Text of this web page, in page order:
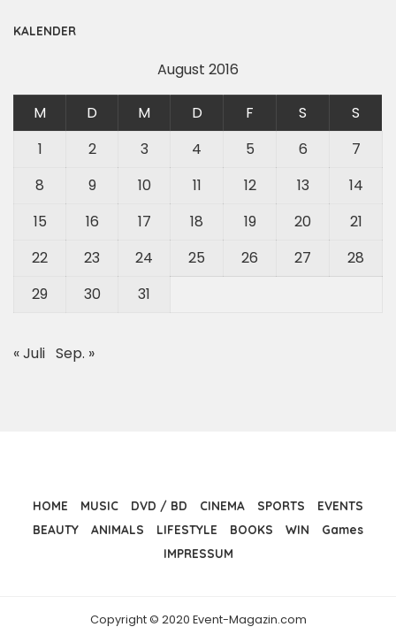
KALENDER
August 2016
M D M D F S
S
1
2 3 4 5 6
7
8
9 10 11 12 13
14
15
16 17 18 19 20
21
22
23 24 25 26 27
28
29
30 31
« Juli Sep. »
HOME MUSIC DVD / BD CINEMA SPORTS
EVENTS
BEAUTY
ANIMALS LIFESTYLE BOOKS WIN
Games
IMPRESSUM
Copyright © 2020 Event-Magazin.com